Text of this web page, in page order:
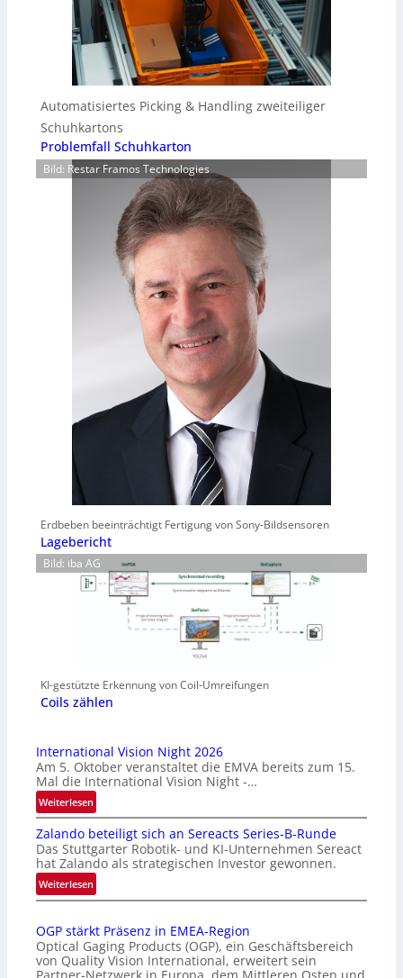
Automatisiertes Picking & Handling zweiteiliger
Schuhkartons
Problemfall Schuhkarton
Bild: Restar Framos Technologies
Erdbeben beeinträchtigt Fertigung von Sony-Bildsensoren
Lagebericht
Bild: iba AG
KI-gestützte Erkennung von Coil-Umreifungen
Coils zählen
International Vision Night 2026
Am 5. Oktober veranstaltet die EMVA bereits zum 15.
Mal die International Vision Night -…
Weiterlesen:
I
n
t
e
r
n
t
i
o
Zalando beteiligt sich an Sereacts Series-B-Runde
Das Stuttgarter Robotik- und KI-Unternehmen Sereact
hat Zalando als strategischen Investor gewonnen.
Weiterlesen:
Z
l
a
n
OGP stärkt Präsenz in EMEA-Region
Optical Gaging Products (OGP), ein Geschäftsbereich
von Quality Vision International, erweitert sein